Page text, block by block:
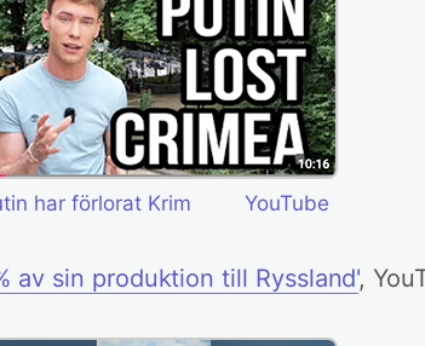
har förlorat Krim YouTube
av sin produktion till Ryssland',